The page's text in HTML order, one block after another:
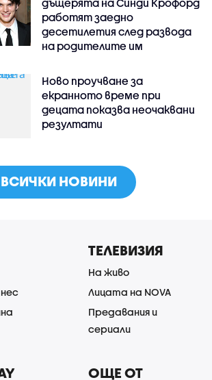
дъщерята на Синди Крофорд
работят заедно
десетилетия след развода
на родителите им
Ново проучване за
екранното време при
децата показва неочаквани
резултати
ВСИЧКИ НОВИНИ
ТЕЛЕВИЗИЯ
На живо
Лицата на NOVA
Предавания и
сериали
ОЩЕ ОТ